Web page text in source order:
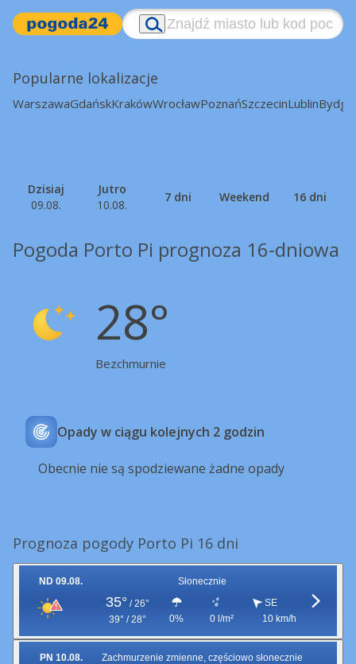
Popularne lokalizacje
WarszawaGdańskKrakówWrocławPoznańSzczecinLublin
Dzisiaj
09.08.
Jutro
10.08.
7 dni Weekend 16 dni
Pogoda Porto Pi prognoza 16-dniowa
28°
Bezchmurnie
Opady w ciągu kolejnych 2 godzin
Obecnie nie są spodziewane żadne opady
Prognoza pogody Porto Pi 16 dni
ND 09.08. Słonecznie
35° / 26°
39° / 28°
0% 0 l/m²
SE
10 km/h
PN 10.08. Zachmurzenie zmienne, częściowo słonecznie